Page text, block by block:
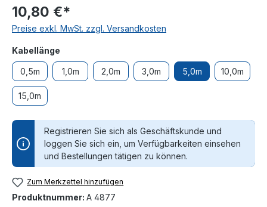
10,80 €*
Preise exkl. MwSt. zzgl. Versandkosten
Kabellänge
0,5m 1,0m 2,0m 3,0m 5,0m 10,0m
15,0m
Registrieren Sie sich als Geschäftskunde und
loggen Sie sich ein, um Verfügbarkeiten einsehen
und Bestellungen tätigen zu können.
Zum Merkzettel hinzufügen
Produktnummer: A 4877